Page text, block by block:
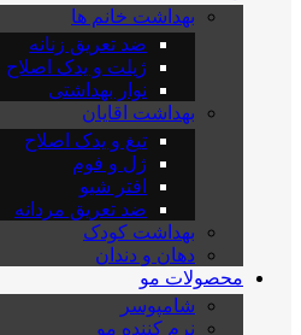
بهداشت خانم ها
ضد تعریق زنانه
ژیلت و یدک اصلاح
نوار بهداشتی
بهداشت اقایان
تیغ و یدک اصلاح
ژل و فوم
افتر شیو
ضد تعریق مردانه
بهداشت کودک
دهان و دندان
محصولات مو
شامپوسر
نرم کننده مو